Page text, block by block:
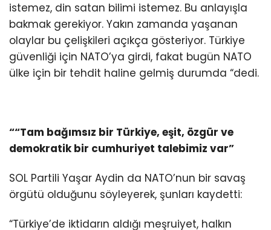
istemez, din satan bilimi istemez. Bu anlayışla
bakmak gerekiyor. Yakın zamanda yaşanan
olaylar bu çelişkileri açıkça gösteriyor. Türkiye
güvenliği için NATO’ya girdi, fakat bugün NATO
ülke için bir tehdit haline gelmiş durumda “dedi.
““Tam bağımsız bir Türkiye, eşit, özgür ve
demokratik bir cumhuriyet talebimiz var”
SOL Partili Yaşar Aydin da NATO’nun bir savaş
örgütü olduğunu söyleyerek, şunları kaydetti:
“Türkiye’de iktidarın aldığı meşruiyet, halkın